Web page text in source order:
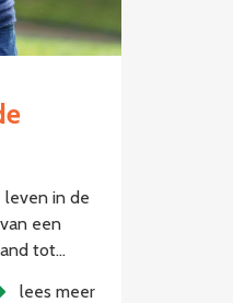
leven in de
een
tot…
lees meer